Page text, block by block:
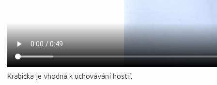
Krabička je vhodná k uchovávání hostií.